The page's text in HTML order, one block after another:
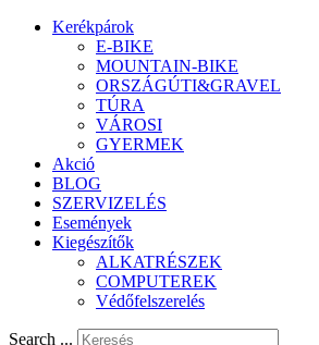
Kerékpárok
E-BIKE
MOUNTAIN-BIKE
ORSZÁGÚTI&GRAVEL
TÚRA
VÁROSI
GYERMEK
Akció
BLOG
SZERVIZELÉS
Események
Kiegészítők
ALKATRÉSZEK
COMPUTEREK
Védőfelszerelés
Search ...